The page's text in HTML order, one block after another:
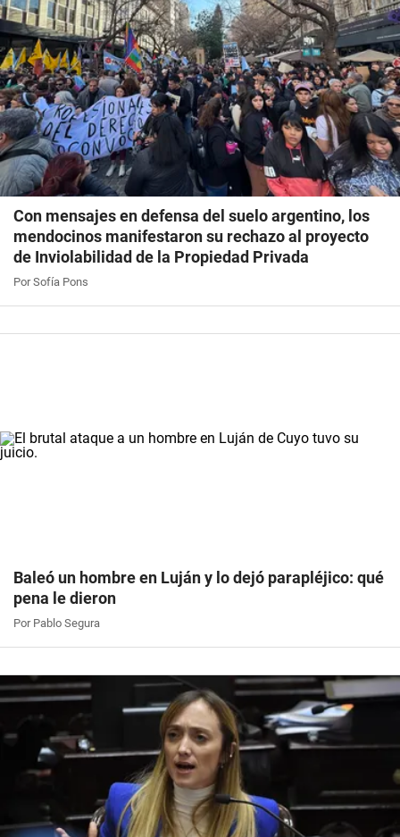
Con mensajes en defensa del suelo argentino, los
mendocinos manifestaron su rechazo al proyecto
de Inviolabilidad de la Propiedad Privada
Por Sofía Pons
Baleó un hombre en Luján y lo dejó parapléjico: qué
pena le dieron
Por Pablo Segura